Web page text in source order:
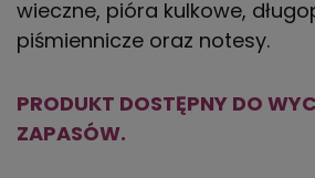
wieczne, pióra kulkowe,
piśmiennicze oraz notesy.
PRODUKT DOSTĘPNY DO
ZAPASÓW.